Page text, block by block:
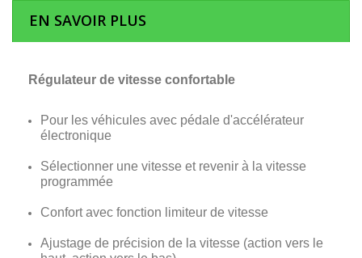
EN SAVOIR PLUS
Régulateur de vitesse confortable
Pour les véhicules avec pédale d'accélérateur
électronique
Sélectionner une vitesse et revenir à la vitesse
programmée
Confort avec fonction limiteur de vitesse
Ajustage de précision de la vitesse (action vers le